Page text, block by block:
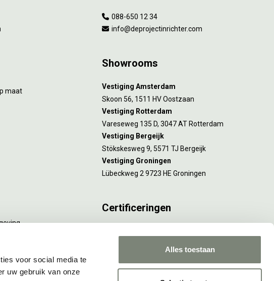
voor social media te
uw gebruik van onze
Alles toestaan
maat
088-650 12 34
info@deprojectinrichter.com
Showrooms
Vestiging Amsterdam
Skoon 56, 1511 HV Oostzaan
Vestiging Rotterdam
Vareseweg 135 D, 3047 AT Rotterdam
Vestiging Bergeijk
Stökskesweg 9, 5571 TJ Bergeijk
Vestiging Groningen
Lübeckweg 2 9723 HE Groningen
Certificeringen
Rotterdam en Culemborg.